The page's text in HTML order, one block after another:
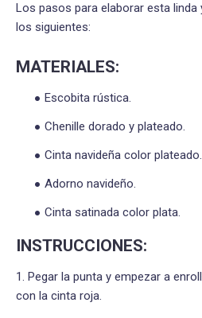
Los pasos para elaborar esta linda
los siguientes:
MATERIALES:
Escobita rústica.
Chenille dorado y plateado.
Cinta navideña color plateado.
Adorno navideño.
Cinta satinada color plata.
INSTRUCCIONES:
1. Pegar la punta y empezar a
con la cinta roja.